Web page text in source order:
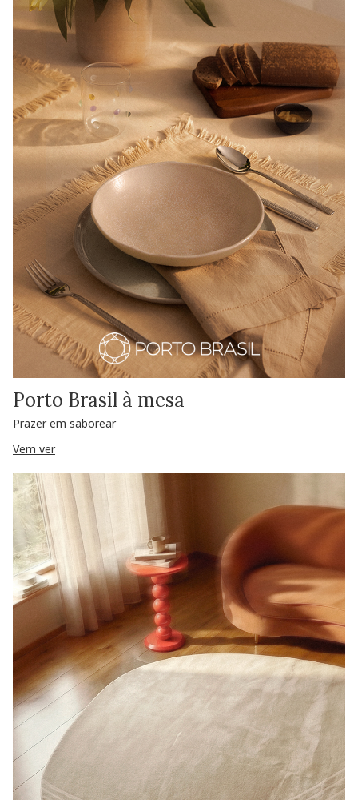
Porto Brasil à mesa
Prazer em saborear
Vem ver